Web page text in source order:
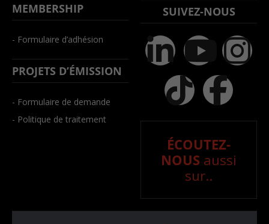
MEMBERSHIP
- Formulaire d’adhésion
PROJETS D’ÉMISSION
- Formulaire de demande
- Politique de traitement
SUIVEZ-NOUS
ÉCOUTEZ-
NOUS aussi
sur..